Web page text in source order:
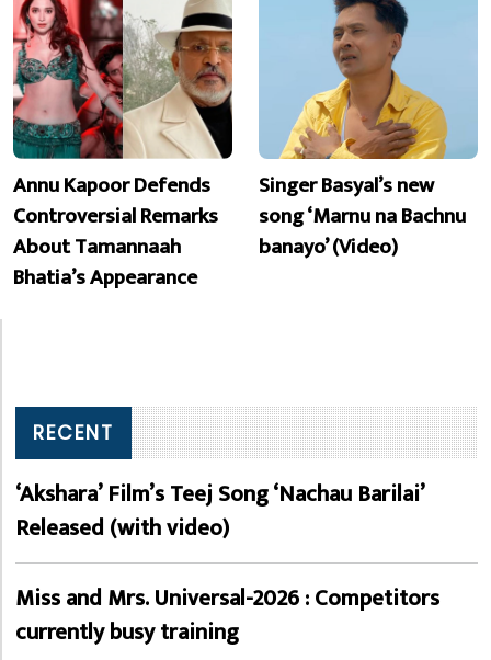
Annu Kapoor Defends
Controversial Remarks
About Tamannaah
Bhatia’s Appearance
Singer Basyal’s new
song ‘Marnu na Bachnu
banayo’ (Video)
RECENT
‘Akshara’ Film’s Teej Song ‘Nachau Barilai’
Released (with video)
Miss and Mrs. Universal-2026 : Competitors
currently busy training